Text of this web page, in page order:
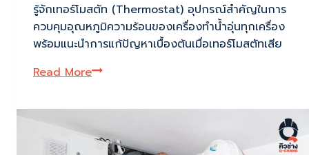
รู้จักเทอร์โมสตัท (Thermostat) อุปกรณ์สำคัญในการ
ควบคุมอุณหภูมิความร้อนของเครื่องทำน้ำอุ่นทุกเครื่อง
พร้อมแนะนำการแก้ปัญหาเบื้องต้นเมื่อเทอร์โมสตัทเสีย
Read Moreเท
โม
(Thermostat)